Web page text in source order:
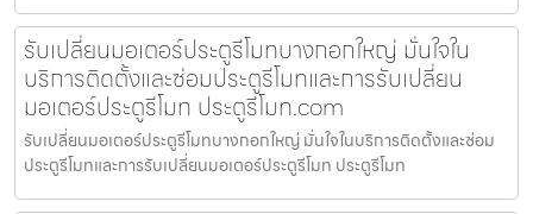
รับเปลี่ยนมอเตอร์ประตูรีโมทบางกอกใหญ่ มั่นใจใน
บริการติดตั้งและซ่อมประตูรีโมทและการรับเปลี่ยน
มอเตอร์ประตูรีโมท ประตูรีโมท.com
รับเปลี่ยนมอเตอร์ประตูรีโมทบางกอกใหญ่ มั่นใจในบริการติดตั้งและซ่อม
ประตูรีโมทและการรับเปลี่ยนมอเตอร์ประตูรีโมท ประตูรีโมท